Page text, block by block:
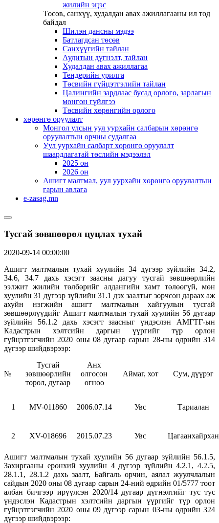
жилийн эцэс
Төсөв, санхүү, худалдан авах ажиллагааны ил тод
байдал
Шилэн дансны мэдээ
Батлагдсан төсөв
Санхүүгийн тайлан
Аудитын дүгнэлт, тайлан
Худалдан авах ажиллагаа
Тендерийн урилга
Төсвийн гүйцэтгэлийн тайлан
Цалингийн зардлаас бусад орлого, зарлагын
мөнгөн гүйлгээ
Төсвийн хөрөнгийн орлого
хөрөнгө оруулалт
Монгол улсын уул уурхайн салбарын хөрөнгө
оруулалтын орчны судалгаа
Уул уурхайн салбарт хөрөнгө оруулалт
шаардлагатай төслийн мэдээлэл
2025 он
2026 он
Ашигт малтмал, уул уурхайн хөрөнгө оруулалтын
гарын авлага
e-zasag.mn
Тусгай зөвшөөрөл цуцлах тухай
2020-09-14 00:00:00
Ашигт малтмалын тухай хуулийн 34 дүгээр зүйлийн 34.2,
34.6, 34.7 дахь хэсэгт заасны дагуу тусгай зөвшөөрлийн
ээлжит жилийн төлбөрийг алдангийн хамт төлөөгүй, мөн
хуулийн 31 дүгээр зүйлийн 31.1 дэх заалтыг зөрчсөн дараах аж
ахуйн нэгжийн ашигт малтмалын хайгуулын тусгай
зөвшөөрлүүдийг Ашигт малтмалын тухай хуулийн 56 дугаар
зүйлийн 56.1.2 дахь хэсэгт заасныг үндэслэн АМГТГ-ын
Кадастрын хэлтсийн даргын үүргийг түр орлон
гүйцэтгэгчийн 2020 оны 08 дугаар сарын 28-ны өдрийн 314
дүгээр шийдвэрээр:
№
Тусгай
зөвшөөрлийн
төрөл, дугаар
Анх
олгосон
огноо
Аймаг, хот Сум, дүүрэг
1 МV-011860 2006.07.14 Увс Тариалан
2 ХV-018696 2015.07.23 Увс Цагаанхайрхан
Ашигт малтмалын тухай хуулийн 56 дугаар зүйлийн 56.1.5,
Захиргааны ерөнхий хуулийн 4 дүгээр зүйлийн 4.2.1, 4.2.5,
28.1.1, 28.1.2 дахь заалт, Байгаль орчин, аялал жуулчлалын
сайдын 2020 оны 08 дугаар сарын 24-ний өдрийн 01/5777 тоот
албан бичгээр ирүүлсэн 2020/14 дугаар дүгнэлтийг тус тус
үндэслэн Кадастрын хэлтсийн даргын үүргийг түр орлон
гүйцэтгэгчийн 2020 оны 09 дүгээр сарын 03-ны өдрийн 324
дүгээр шийдвэрээр: